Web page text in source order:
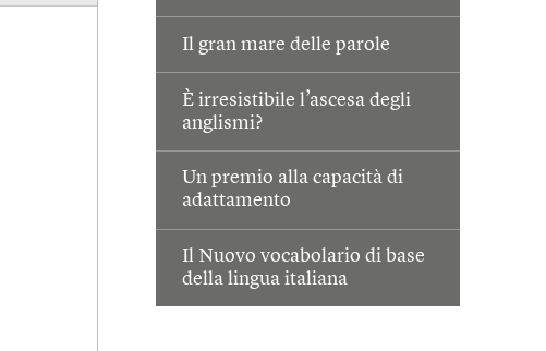
Il gran mare delle parole
È irresistibile l’ascesa degli
anglismi?
Un premio alla capacità di
adattamento
Il Nuovo vocabolario di base
della lingua italiana